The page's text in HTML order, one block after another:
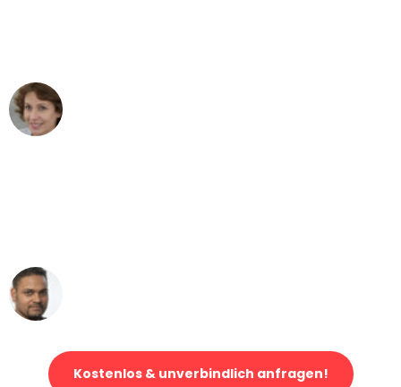
Kostenlos & unverbindlich anfragen!